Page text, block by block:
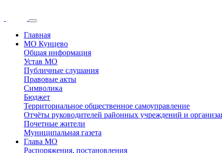
Главная
МО Кунцево
Общая информация
Устав МО
Публичные слушания
Правовые акты
Символика
Бюджет
Территориальное общественное самоуправление
Отчёты руководителей районных учреждений и
Почетные жители
Муниципальная газета
Глава МО
Распоряжения, постановления